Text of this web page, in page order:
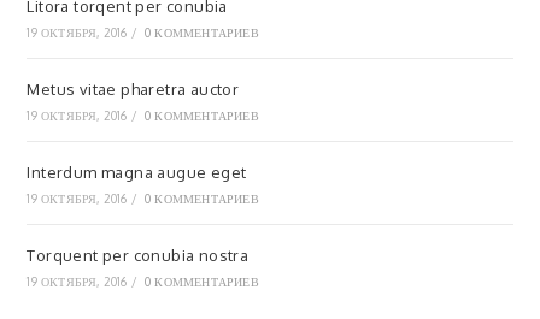
Litora torqent per conubia
19 ОКТЯБРЯ, 2016 / 0 КОММЕНТАРИЕВ
Metus vitae pharetra auctor
19 ОКТЯБРЯ, 2016 / 0 КОММЕНТАРИЕВ
Interdum magna augue eget
19 ОКТЯБРЯ, 2016 / 0 КОММЕНТАРИЕВ
Torquent per conubia nostra
19 ОКТЯБРЯ, 2016 / 0 КОММЕНТАРИЕВ